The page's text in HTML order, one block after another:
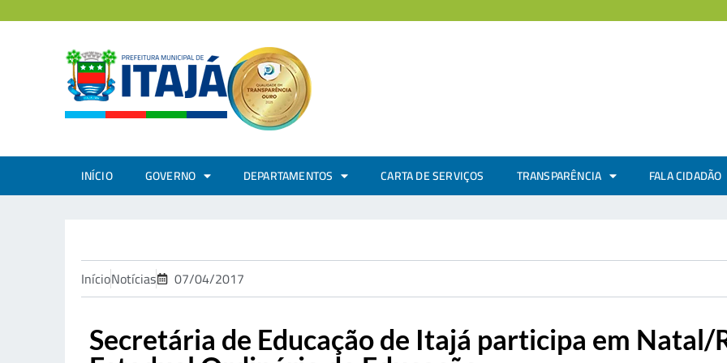
INÍCIO GOVERNO DEPARTAMENTOS CARTA DE SERVIÇOS TRANSPARÊNCIA FALA CIDADÃO
InícioNotícias 07/04/2017
Secretária de Educação de Itajá participa em Natal/